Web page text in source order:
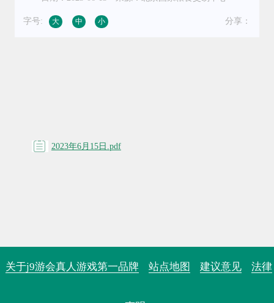
字号: 大 中 小 分享：
2023年6月15日.pdf
关于j9游会真人游戏第一品牌 站点地图 建议意见 法律